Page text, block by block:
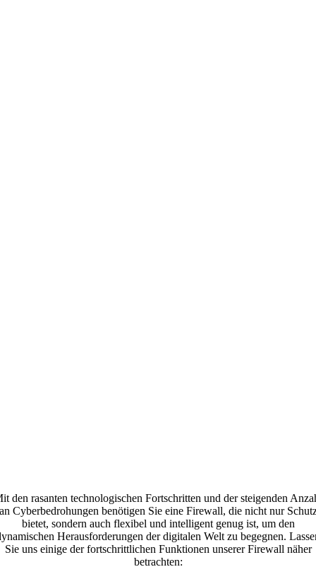
den rasanten technologischen Fortschritten und der steigenden
Cyberbedrohungen benötigen Sie eine Firewall, die nicht nur
bietet, sondern auch flexibel und intelligent genug ist, um den
Herausforderungen der digitalen Welt zu begegnen.
Sie uns einige der fortschrittlichen Funktionen unserer Firewall näher
betrachten: